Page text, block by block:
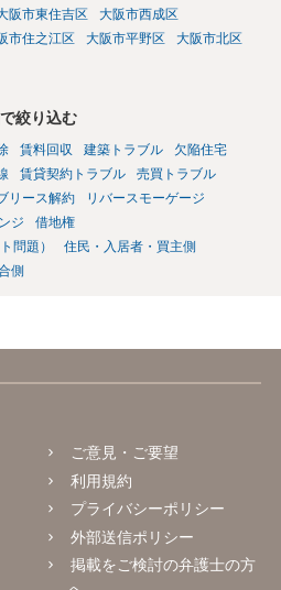
阪市東住吉区
大阪市西成区
市住之江区 大阪市平野区
大阪市北区
絞り込む
賃料回収 建築トラブル
欠陥住宅
賃貸契約トラブル
売買トラブル
リース解約
リバースモーゲージ
ジ
借地権
問題）
住民・入居者・買主側
側
ご意見・ご要望
利用規約
プライバシーポリシー
外部送信ポリシー
掲載をご検討の弁護士の方